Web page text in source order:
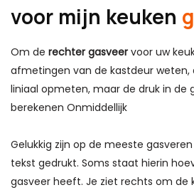
voor mijn keuken
Om de rechter gasveer voor uw
afmetingen van de kastdeur
liniaal opmeten, maar de druk in de
berekenen Onmiddellijk
Gelukkig zijn op de meeste
tekst gedrukt. Soms staat hierin
gasveer heeft. Je ziet rechts om de